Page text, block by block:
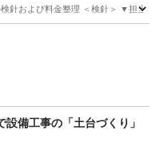
針および料金整理 ＜検針＞ ▼担
備工事の「土台づくり」